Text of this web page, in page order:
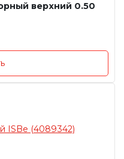
верхний 0.50